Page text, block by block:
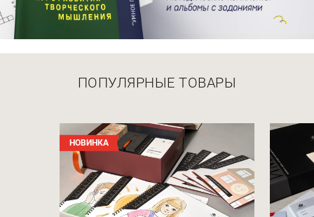
ПОПУЛЯРНЫЕ ТОВАРЫ
НОВИНКА